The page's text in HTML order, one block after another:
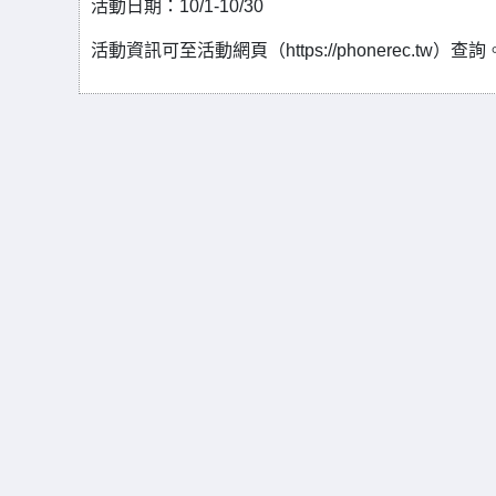
活動日期：10/1-10/30
活動資訊可至活動網頁（https://phonerec.tw）查詢